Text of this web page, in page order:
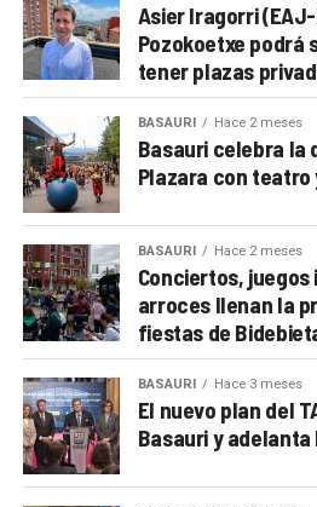
Asier Iragorri
Pozokoetxe podrá
tener plazas
BASAURI Hace 2 meses
Basauri celebra la
Plazara con
BASAURI Hace 2 meses
Conciertos,
arroces llenan la
fiestas de
BASAURI Hace 3 meses
El nuevo plan del
Basauri y